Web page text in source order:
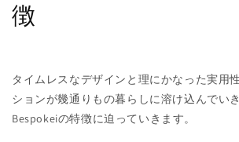
徴
タイムレスなデザインと理にかなった実用
ションが幾通りもの暮らしに溶け込んでい
Bespokeiの特徴に迫っていきます。